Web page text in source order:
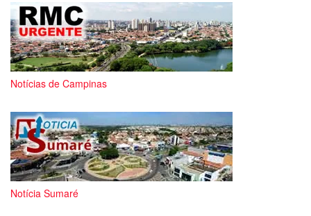
Notícias de Campinas
Notícia Sumaré